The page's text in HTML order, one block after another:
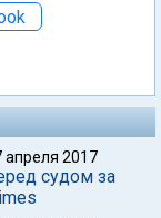
апреля 2017
судом за